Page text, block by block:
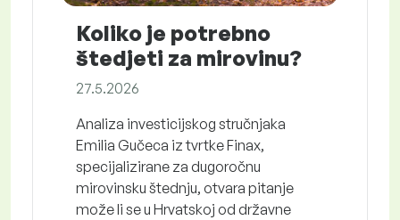
Koliko je potrebno
štedjeti za mirovinu?
27.5.2026
Analiza investicijskog stručnjaka
Emilia Gučeca iz tvrtke Finax,
specijalizirane za dugoročnu
mirovinsku štednju, otvara pitanje
može li se u Hrvatskoj od državne